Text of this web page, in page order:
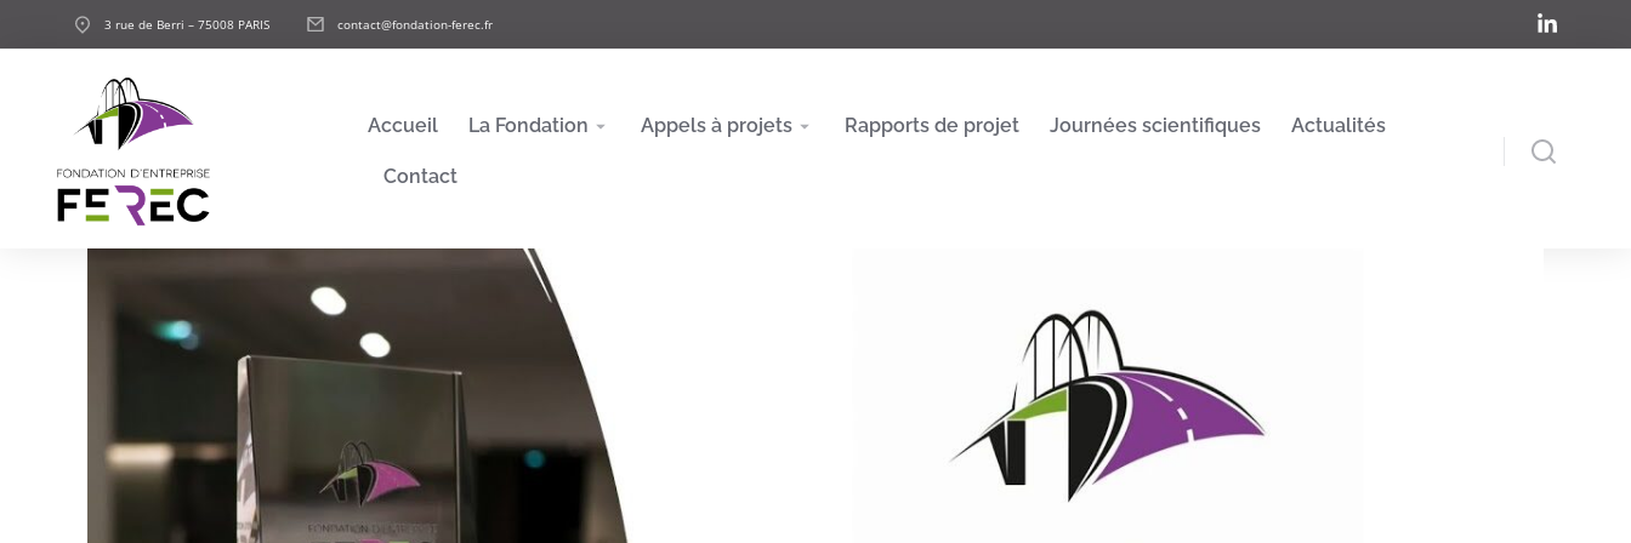
3 rue de Berri – 75008 PARIS contact@fondation-ferec.fr
Accueil La Fondation Appels à projets Rapports de projet Journées scientifiques Actualités
Contact